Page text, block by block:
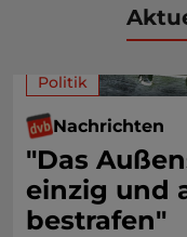
Politik
Nachrichten
"Das
einzig und
bestrafen"